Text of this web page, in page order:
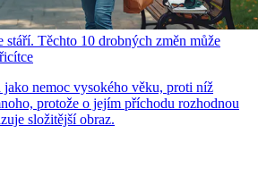
stáří. Těchto 10 drobných změn může
jako nemoc vysokého věku, proti níž
protože o jejím příchodu rozhodnou
složitější obraz.